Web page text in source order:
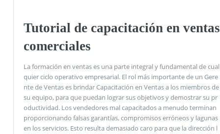
Tutorial de capacitación en ventas
comerciales
La formación en ventas es una parte integral y fundamental de cual
quier ciclo operativo empresarial. El rol más importante de un Gere
nte de Ventas es brindar Capacitación en Ventas a los miembros de
su equipo, para que puedan lograr sus objetivos y demostrar su pr
oductividad. Los vendedores mal capacitados a menudo terminan
proporcionando falsas garantías, compromisos erróneos y lagunas
en los servicios. Esto resulta demasiado caro para que la dirección l